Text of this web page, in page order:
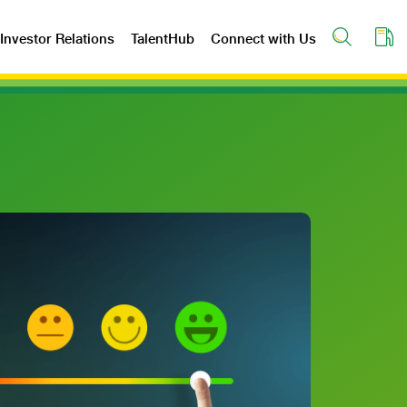
Investor Relations TalentHub Connect with Us